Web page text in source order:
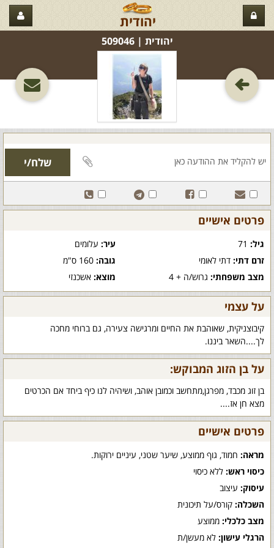
יהודית
יהודית‏ | 509046
פרטים אישיים
גיל: עיר:עלומים
זרם דתי: דתי לאומי גובה:160 ס"מ
מצב משפחתי: גרוש/ה + 4 מוצא:אשכנזי
על עצמי
קיבוצניקית, שאוהבת את החיים ומרגישה צעירה, גם ברוחי מחכה
לך....השאר ביננו.
על בן הזוג המבוקש:
בן זוג מכבד, מפרגן,מתחשב וכמובן אוהב, ושיהיה לנו כיף ביחד אם הכרטים
מצא חן אז....
פרטים אישיים
מראה: חמוד, גוף ממוצע, שיער שטני, עיניים ירוקות.
כיסוי ראש: ללא כיסוי
עיסוק: עיצוב
השכלה: קורס/על תיכונית
מצב כלכלי: ממוצע
הרגלי עישון: לא מעשן/ת